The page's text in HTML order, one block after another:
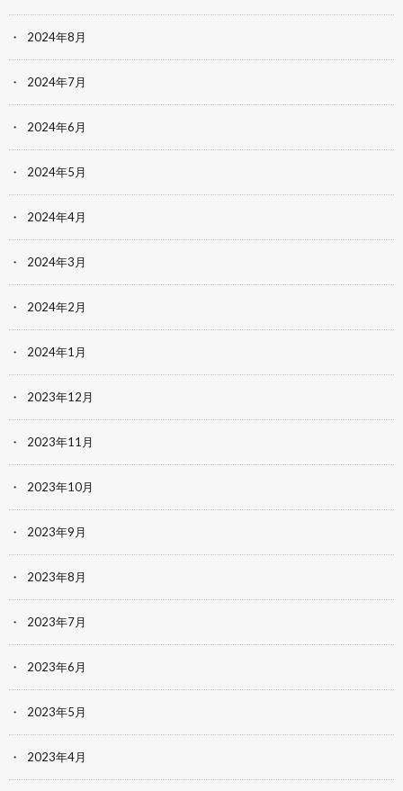
2024年8月
2024年7月
2024年6月
2024年5月
2024年4月
2024年3月
2024年2月
2024年1月
2023年12月
2023年11月
2023年10月
2023年9月
2023年8月
2023年7月
2023年6月
2023年5月
2023年4月